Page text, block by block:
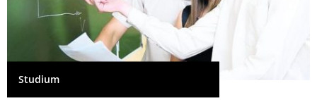
Studium